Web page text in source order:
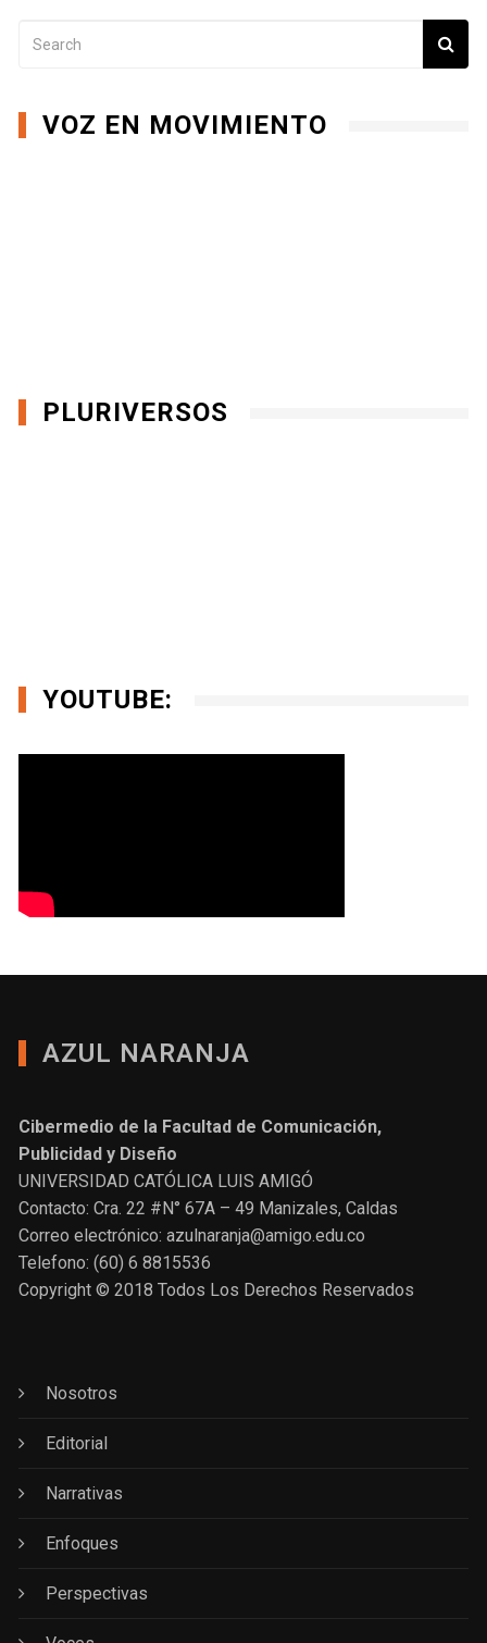
VOZ EN MOVIMIENTO
PLURIVERSOS
YOUTUBE:
AZUL NARANJA
Cibermedio de la Facultad de Comunicación,
Publicidad y Diseño
UNIVERSIDAD CATÓLICA LUIS AMIGÓ
Contacto: Cra. 22 #N° 67A – 49 Manizales, Caldas
Correo electrónico: azulnaranja@amigo.edu.co
Telefono: (60) 6 8815536
Copyright © 2018 Todos Los Derechos Reservados
Nosotros
Editorial
Narrativas
Enfoques
Perspectivas